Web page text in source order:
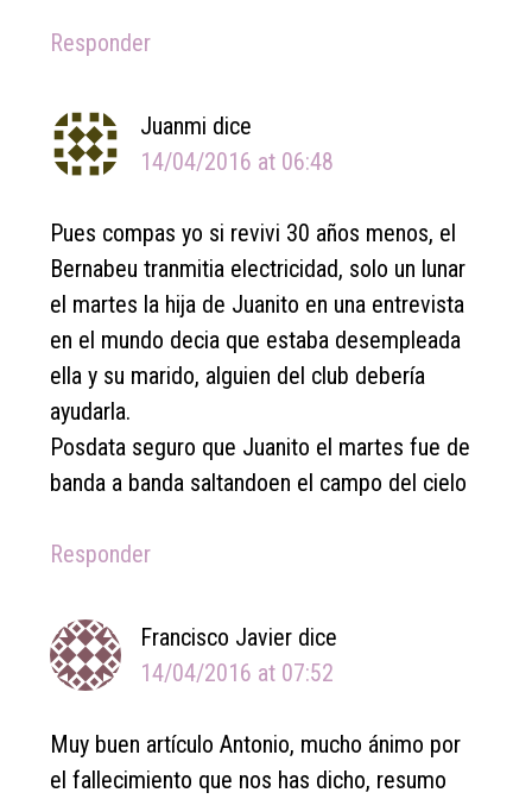
Responder
Juanmi dice
14/04/2016 at 06:48
Pues compas yo si revivi 30 años menos, el
Bernabeu tranmitia electricidad, solo un lunar
el martes la hija de Juanito en una entrevista
en el mundo decia que estaba desempleada
ella y su marido, alguien del club debería
ayudarla.
Posdata seguro que Juanito el martes fue de
banda a banda saltandoen el campo del cielo
Responder
Francisco Javier dice
14/04/2016 at 07:52
Muy buen artículo Antonio, mucho ánimo por
el fallecimiento que nos has dicho, resumo